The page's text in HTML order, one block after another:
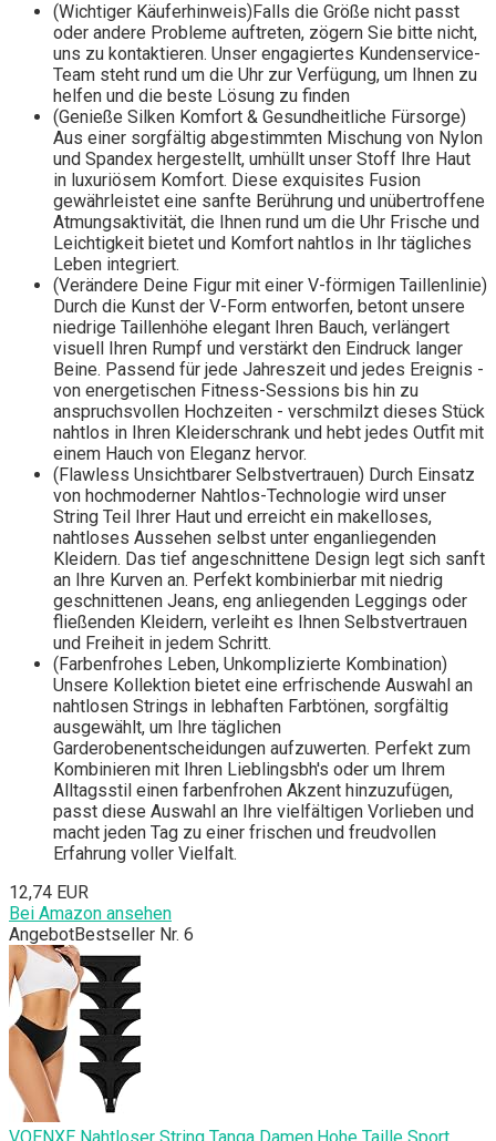
(Wichtiger Käuferhinweis)Falls die Größe nicht passt
oder andere Probleme auftreten, zögern Sie bitte nicht,
uns zu kontaktieren. Unser engagiertes Kundenservice-
Team steht rund um die Uhr zur Verfügung, um Ihnen zu
helfen und die beste Lösung zu finden
(Genieße Silken Komfort & Gesundheitliche Fürsorge)
Aus einer sorgfältig abgestimmten Mischung von Nylon
und Spandex hergestellt, umhüllt unser Stoff Ihre Haut
in luxuriösem Komfort. Diese exquisites Fusion
gewährleistet eine sanfte Berührung und unübertroffene
Atmungsaktivität, die Ihnen rund um die Uhr Frische und
Leichtigkeit bietet und Komfort nahtlos in Ihr tägliches
Leben integriert.
(Verändere Deine Figur mit einer V-förmigen Taillenlinie)
Durch die Kunst der V-Form entworfen, betont unsere
niedrige Taillenhöhe elegant Ihren Bauch, verlängert
visuell Ihren Rumpf und verstärkt den Eindruck langer
Beine. Passend für jede Jahreszeit und jedes Ereignis -
von energetischen Fitness-Sessions bis hin zu
anspruchsvollen Hochzeiten - verschmilzt dieses Stück
nahtlos in Ihren Kleiderschrank und hebt jedes Outfit mit
einem Hauch von Eleganz hervor.
(Flawless Unsichtbarer Selbstvertrauen) Durch Einsatz
von hochmoderner Nahtlos-Technologie wird unser
String Teil Ihrer Haut und erreicht ein makelloses,
nahtloses Aussehen selbst unter enganliegenden
Kleidern. Das tief angeschnittene Design legt sich sanft
an Ihre Kurven an. Perfekt kombinierbar mit niedrig
geschnittenen Jeans, eng anliegenden Leggings oder
fließenden Kleidern, verleiht es Ihnen Selbstvertrauen
und Freiheit in jedem Schritt.
(Farbenfrohes Leben, Unkomplizierte Kombination)
Unsere Kollektion bietet eine erfrischende Auswahl an
nahtlosen Strings in lebhaften Farbtönen, sorgfältig
ausgewählt, um Ihre täglichen
Garderobenentscheidungen aufzuwerten. Perfekt zum
Kombinieren mit Ihren Lieblingsbh's oder um Ihrem
Alltagsstil einen farbenfrohen Akzent hinzuzufügen,
passt diese Auswahl an Ihre vielfältigen Vorlieben und
macht jeden Tag zu einer frischen und freudvollen
Erfahrung voller Vielfalt.
12,74 EUR
Bei Amazon ansehen
AngebotBestseller Nr. 6